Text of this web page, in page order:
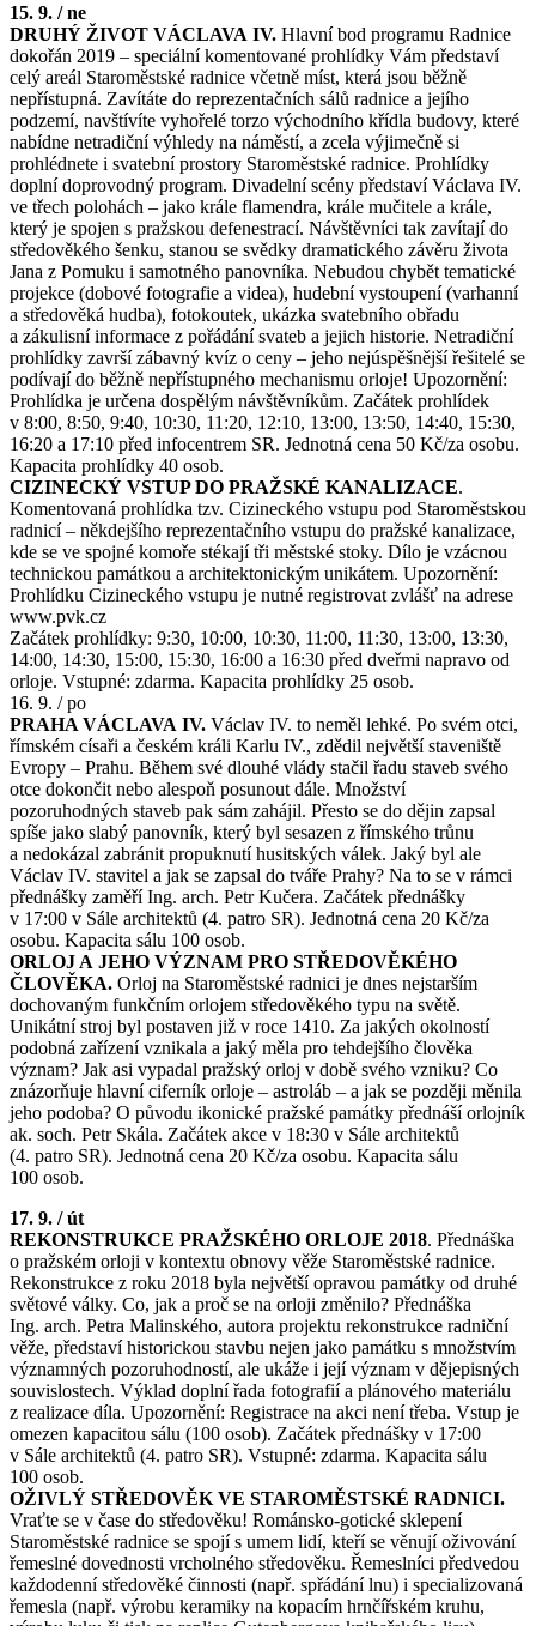
15. 9. / ne
DRUHÝ ŽIVOT VÁCLAVA IV. Hlavní bod programu Radnice
dokořán 2019 – speciální komentované prohlídky Vám představí
celý areál Staroměstské radnice včetně míst, která jsou běžně
nepřístupná. Zavítáte do reprezentačních sálů radnice a jejího
podzemí, navštívíte vyhořelé torzo východního křídla budovy, které
nabídne netradiční výhledy na náměstí, a zcela výjimečně si
prohlédnete i svatební prostory Staroměstské radnice. Prohlídky
doplní doprovodný program. Divadelní scény představí Václava IV.
ve třech polohách – jako krále flamendra, krále mučitele a krále,
který je spojen s pražskou defenestrací. Návštěvníci tak zavítají do
středověkého šenku, stanou se svědky dramatického závěru života
Jana z Pomuku i samotného panovníka. Nebudou chybět tematické
projekce (dobové fotografie a videa), hudební vystoupení (varhanní
a středověká hudba), fotokoutek, ukázka svatebního obřadu
a zákulisní informace z pořádání svateb a jejich historie. Netradiční
prohlídky završí zábavný kvíz o ceny – jeho nejúspěšnější řešitelé se
podívají do běžně nepřístupného mechanismu orloje! Upozornění:
Prohlídka je určena dospělým návštěvníkům. Začátek prohlídek
v 8:00, 8:50, 9:40, 10:30, 11:20, 12:10, 13:00, 13:50, 14:40, 15:30,
16:20 a 17:10 před infocentrem SR. Jednotná cena 50 Kč/za osobu.
Kapacita prohlídky 40 osob.
CIZINECKÝ VSTUP DO PRAŽSKÉ KANALIZACE.
Komentovaná prohlídka tzv. Cizineckého vstupu pod Staroměstskou
radnicí – někdejšího reprezentačního vstupu do pražské kanalizace,
kde se ve spojné komoře stékají tři městské stoky. Dílo je vzácnou
technickou památkou a architektonickým unikátem. Upozornění:
Prohlídku Cizineckého vstupu je nutné registrovat zvlášť na adrese
www.pvk.cz
Začátek prohlídky: 9:30, 10:00, 10:30, 11:00, 11:30, 13:00, 13:30,
14:00, 14:30, 15:00, 15:30, 16:00 a 16:30 před dveřmi napravo od
orloje. Vstupné: zdarma. Kapacita prohlídky 25 osob.
16. 9. / po
PRAHA VÁCLAVA IV. Václav IV. to neměl lehké. Po svém otci,
římském císaři a českém králi Karlu IV., zdědil největší staveniště
Evropy – Prahu. Během své dlouhé vlády stačil řadu staveb svého
otce dokončit nebo alespoň posunout dále. Množství
pozoruhodných staveb pak sám zahájil. Přesto se do dějin zapsal
spíše jako slabý panovník, který byl sesazen z římského trůnu
a nedokázal zabránit propuknutí husitských válek. Jaký byl ale
Václav IV. stavitel a jak se zapsal do tváře Prahy? Na to se v rámci
přednášky zaměří Ing. arch. Petr Kučera. Začátek přednášky
v 17:00 v Sále architektů (4. patro SR). Jednotná cena 20 Kč/za
osobu. Kapacita sálu 100 osob.
ORLOJ A JEHO VÝZNAM PRO STŘEDOVĚKÉHO
ČLOVĚKA. Orloj na Staroměstské radnici je dnes nejstarším
dochovaným funkčním orlojem středověkého typu na světě.
Unikátní stroj byl postaven již v roce 1410. Za jakých okolností
podobná zařízení vznikala a jaký měla pro tehdejšího člověka
význam? Jak asi vypadal pražský orloj v době svého vzniku? Co
znázorňuje hlavní ciferník orloje – astroláb – a jak se později měnila
jeho podoba? O původu ikonické pražské památky přednáší orlojník
ak. soch. Petr Skála. Začátek akce v 18:30 v Sále architektů
(4. patro SR). Jednotná cena 20 Kč/za osobu. Kapacita sálu
100 osob.
17. 9. / út
REKONSTRUKCE PRAŽSKÉHO ORLOJE 2018. Přednáška
o pražském orloji v kontextu obnovy věže Staroměstské radnice.
Rekonstrukce z roku 2018 byla největší opravou památky od druhé
světové války. Co, jak a proč se na orloji změnilo? Přednáška
Ing. arch. Petra Malinského, autora projektu rekonstrukce radniční
věže, představí historickou stavbu nejen jako památku s množstvím
významných pozoruhodností, ale ukáže i její význam v dějepisných
souvislostech. Výklad doplní řada fotografií a plánového materiálu
z realizace díla. Upozornění: Registrace na akci není třeba. Vstup je
omezen kapacitou sálu (100 osob). Začátek přednášky v 17:00
v Sále architektů (4. patro SR). Vstupné: zdarma. Kapacita sálu
100 osob.
OŽIVLÝ STŘEDOVĚK VE STAROMĚSTSKÉ RADNICI.
Vraťte se v čase do středověku! Románsko­‑gotické sklepení
Staroměstské radnice se spojí s umem lidí, kteří se věnují oživování
řemeslné dovednosti vrcholného středověku. Řemeslníci předvedou
každodenní středověké činnosti (např. spřádání lnu) i specializovaná
řemesla (např. výrobu keramiky na kopacím hrnčířském kruhu,